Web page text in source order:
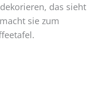
das sieht
sie zum